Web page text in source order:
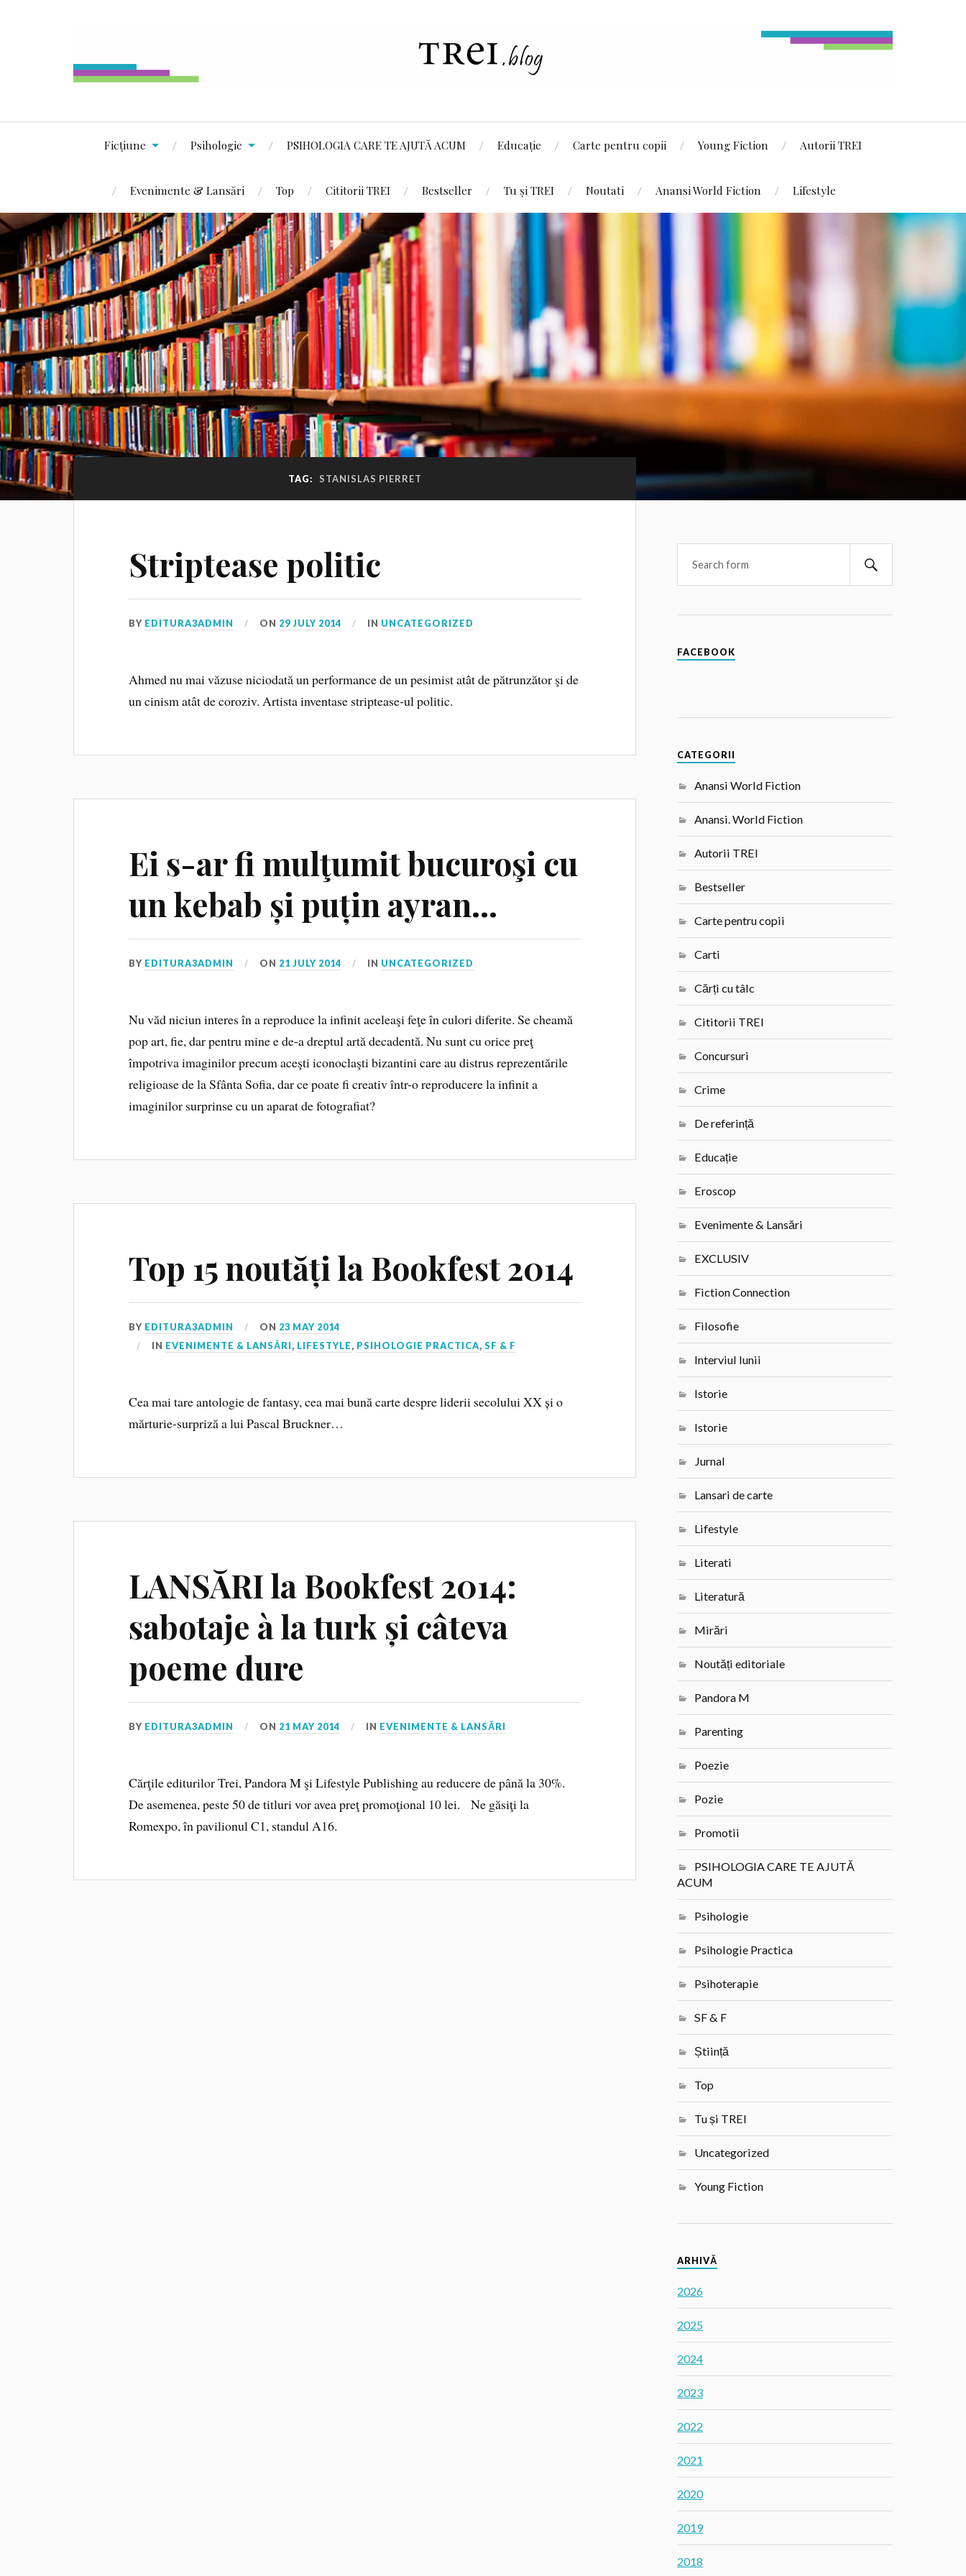
Ficțiune Psihologie PSIHOLOGIA CARE TE AJUTĂ ACUM Educație Carte pentru copii Young Fiction Autorii TREI
Evenimente & Lansări Top Cititorii TREI Bestseller Tu și TREI Noutati Anansi World Fiction Lifestyle
TAG: STANISLAS PIERRET
Striptease politic
BY EDITURA3ADMIN ON 29 JULY 2014 IN UNCATEGORIZED
Ahmed nu mai văzuse niciodată un performance de un pesimist atât de pătrunzător şi de
un cinism atât de coroziv. Artista inventase striptease-ul politic.
Ei s-ar fi mulţumit bucuroşi cu
un kebab și puțin ayran…
BY EDITURA3ADMIN ON 21 JULY 2014 IN UNCATEGORIZED
Nu văd niciun interes în a reproduce la infinit aceleaşi feţe în culori diferite. Se cheamă
pop art, fie, dar pentru mine e de-a dreptul artă decadentă. Nu sunt cu orice preţ
împotriva imaginilor precum aceşti iconoclaşti bizantini care au distrus reprezentările
religioase de la Sfânta Sofia, dar ce poate fi creativ într-o reproducere la infinit a
imaginilor surprinse cu un aparat de fotografiat?
Top 15 noutăți la Bookfest 2014
BY EDITURA3ADMIN ON 23 MAY 2014
IN EVENIMENTE & LANSĂRI, LIFESTYLE, PSIHOLOGIE PRACTICA,SF & F
Cea mai tare antologie de fantasy, cea mai bună carte despre liderii secolului XX și o
mărturie-surpriză a lui Pascal Bruckner…
LANSĂRI la Bookfest 2014:
sabotaje à la turk și câteva
poeme dure
BY EDITURA3ADMIN ON 21 MAY 2014 IN EVENIMENTE & LANSĂRI
Cărţile editurilor Trei, Pandora M şi Lifestyle Publishing au reducere de până la 30%.
De asemenea, peste 50 de titluri vor avea preţ promoţional 10 lei. Ne găsiţi la
Romexpo, în pavilionul C1, standul A16.
FACEBOOK
CATEGORII
Anansi World Fiction
Anansi. World Fiction
Autorii TREI
Bestseller
Carte pentru copii
Carti
Cărți cu tâlc
Cititorii TREI
Concursuri
Crime
De referință
Educație
Eroscop
Evenimente & Lansări
EXCLUSIV
Fiction Connection
Filosofie
Interviul lunii
Istorie
Istorie
Jurnal
Lansari de carte
Lifestyle
Literati
Literatură
Mirări
Noutăți editoriale
Pandora M
Parenting
Poezie
Pozie
Promotii
PSIHOLOGIA CARE TE AJUTĂ
ACUM
Psihologie
Psihologie Practica
Psihoterapie
SF & F
Știință
Top
Tu și TREI
Uncategorized
Young Fiction
ARHIVĂ
2026
2025
2024
2023
2022
2021
2020
2019
2018